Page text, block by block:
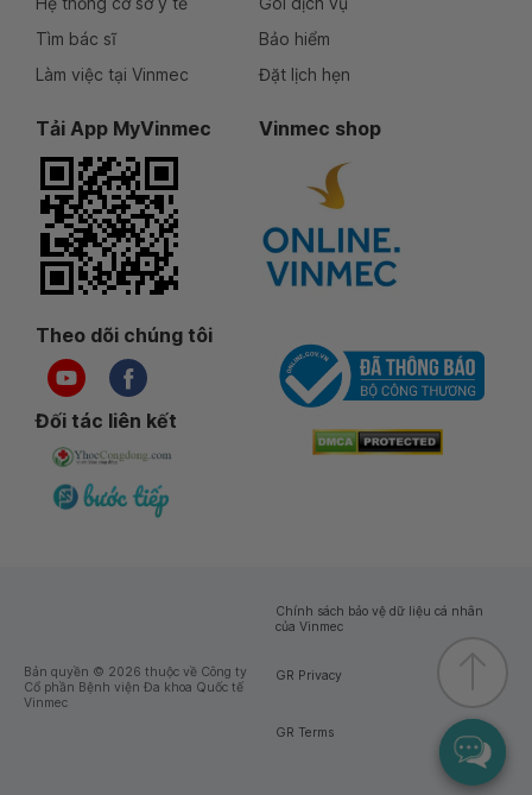
Tìm bác sĩ
Làm việc tại Vinmec
Bảo hiểm
Đặt lịch hẹn
Tải App MyVinmec Vinmec shop
Theo dõi chúng tôi
Đối tác liên kết
Bản quyền © 2026 thuộc về Công ty
Cổ phần Bệnh viện Đa khoa Quốc tế
Vinmec
Chính sách bảo vệ dữ liệu cá nhân
của Vinmec
GR Privacy
GR Terms